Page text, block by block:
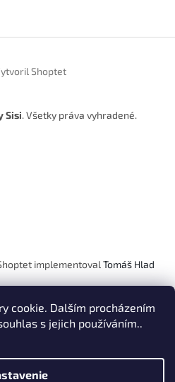
cookie. Dalším procházením
s jejich používáním..
Shoptet
Sisi. Všetky práva vyhradené.
implementoval Tomáš Hlad